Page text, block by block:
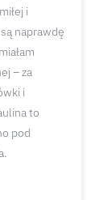
i
naprawdę
– za
i
to
pod